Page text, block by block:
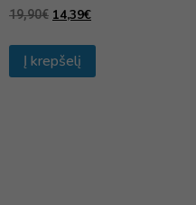
19,90€ 14,39€
Į krepšelį